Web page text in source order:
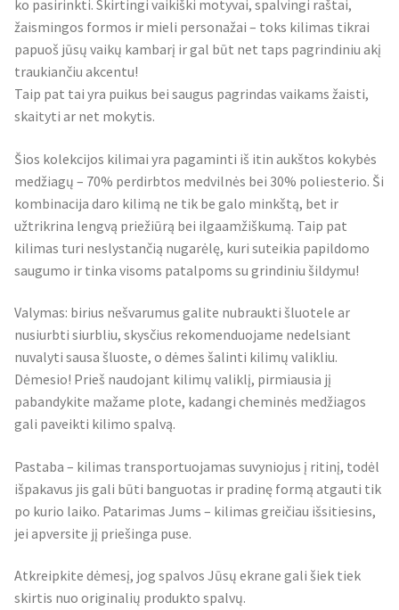
ko pasirinkti. Skirtingi vaikiški motyvai, spalvingi raštai,
žaismingos formos ir mieli personažai – toks kilimas tikrai
papuoš jūsų vaikų kambarį ir gal būt net taps pagrindiniu akį
traukiančiu akcentu!
Taip pat tai yra puikus bei saugus pagrindas vaikams žaisti,
skaityti ar net mokytis.
Šios kolekcijos kilimai yra pagaminti iš itin aukštos kokybės
medžiagų – 70% perdirbtos medvilnės bei 30% poliesterio. Ši
kombinacija daro kilimą ne tik be galo minkštą, bet ir
užtrikrina lengvą priežiūrą bei ilgaamžiškumą. Taip pat
kilimas turi neslystančią nugarėlę, kuri suteikia papildomo
saugumo ir tinka visoms patalpoms su grindiniu šildymu!
Valymas: birius nešvarumus galite nubraukti šluotele ar
nusiurbti siurbliu, skysčius rekomenduojame nedelsiant
nuvalyti sausa šluoste, o dėmes šalinti kilimų valikliu.
Dėmesio! Prieš naudojant kilimų valiklį, pirmiausia jį
pabandykite mažame plote, kadangi cheminės medžiagos
gali paveikti kilimo spalvą.
Pastaba – kilimas transportuojamas suvyniojus į ritinį, todėl
išpakavus jis gali būti banguotas ir pradinę formą atgauti tik
po kurio laiko. Patarimas Jums – kilimas greičiau išsitiesins,
jei apversite jį priešinga puse.
Atkreipkite dėmesį, jog spalvos Jūsų ekrane gali šiek tiek
skirtis nuo originalių produkto spalvų.